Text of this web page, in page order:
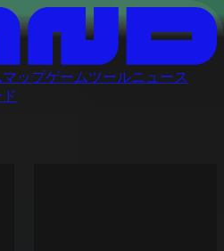
ップゲームツールニュース